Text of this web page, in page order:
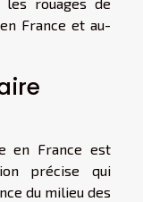
France et au-
en France est
précise qui
du milieu des